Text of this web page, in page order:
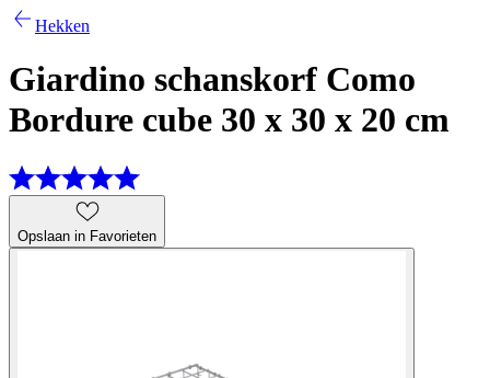
Hekken
Giardino schanskorf Como
Bordure cube 30 x 30 x 20 cm
Opslaan in Favorieten